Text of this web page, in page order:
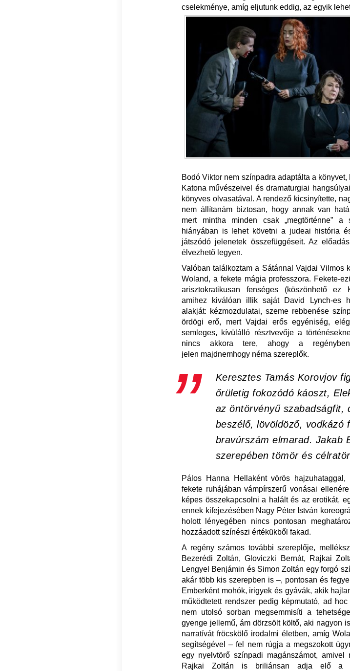
cselekménye, amíg eljutunk eddig, az egyik
Bodó Viktor nem színpadra adaptálta a
Katona művészeivel és dramaturgiai
könyves olvasatával. A rendező kicsinyítette,
nem állítanám biztosan, hogy annak van
mert mintha minden csak „megtörténne” a
hiányában is lehet követni a judeai história
játszódó jelenetek összefüggéseit. Az
élvezhető legyen.
Valóban találkoztam a Sátánnal Vajdai Vilmos
Woland, a fekete mágia professzora. Fekete-
arisztokratikusan fenséges (köszönhető ez
amihez kiválóan illik saját David Lynch-es
alakját: kézmozdulatai, szeme rebbenése
ördögi erő, mert Vajdai erős egyéniség,
semleges, kívülálló résztvevője a
nincs akkora tere, ahogy a
jelen majdnemhogy néma szereplők.
Keresztes Tamás Korovjov
őrületig fokozódó káoszt,
az öntörvényű szabadságfit,
beszélő, lövöldöző, vodkázó
bravúrszám elmarad. Jakab
szerepében tömör és
Pálos Hanna Hellaként vörös
fekete ruhájában vámpírszerű vonásai
képes összekapcsolni a halált és az erotikát,
ennek kifejezésében Nagy Péter István
holott lényegében nincs pontosan
hozzáadott színészi értékükből fakad.
A regény számos további szereplője,
Bezerédi Zoltán, Gloviczki Bernát, Rajkai
Lengyel Benjámin és Simon Zoltán egy forgó
akár több kis szerepben is –, pontosan és
Emberként mohók, irigyek és gyávák, akik
működtetett rendszer pedig képmutató, ad
nem utolsó sorban megsemmisíti a
gyenge jellemű, ám dörzsölt költő, aki nagyon
narratívát fröcskölő irodalmi életben, amíg
segítségével – fel nem rúgja a megszokott
egy nyelvtörő színpadi magánszámot,
Rajkai Zoltán is briliánsan adja elő a